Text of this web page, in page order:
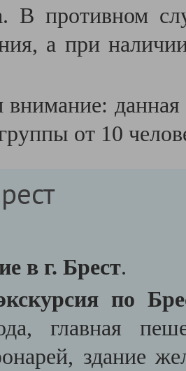
В противном
а при
данная
от 10
в г. Брест.
по
главная
здание